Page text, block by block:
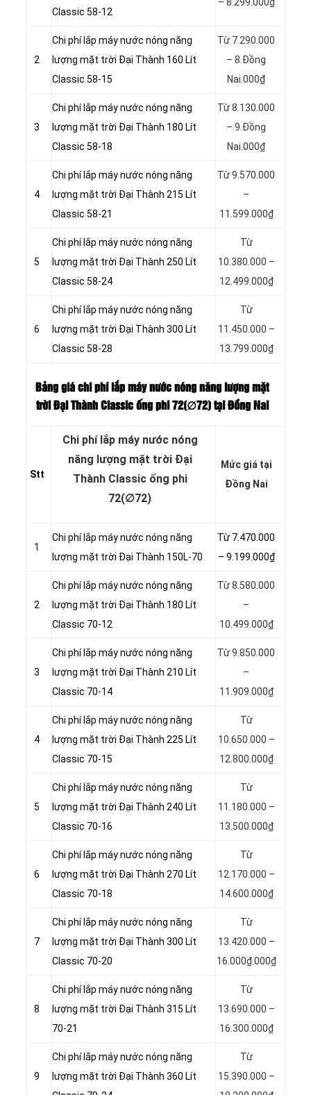
Classic 58-12
– 8.299.000₫
2
Chi phí lắp máy nước nóng năng
lượng mặt trời Đại Thành 160 Lít
Classic 58-15
Từ 7.290.000
– 8.Đồng
Nai.000₫
3
Chi phí lắp máy nước nóng năng
lượng mặt trời Đại Thành 180 Lít
Classic 58-18
Từ 8.130.000
– 9.Đồng
Nai.000₫
4
Chi phí lắp máy nước nóng năng
lượng mặt trời Đại Thành 215 Lít
Classic 58-21
Từ 9.570.000
–
11.599.000₫
5
Chi phí lắp máy nước nóng năng
lượng mặt trời Đại Thành 250 Lít
Classic 58-24
Từ
10.380.000 –
12.499.000₫
6
Chi phí lắp máy nước nóng năng
lượng mặt trời Đại Thành 300 Lít
Classic 58-28
Từ
11.450.000 –
13.799.000₫
Bảng giá chi phí lắp máy nước nóng năng lượng mặt
trời Đại Thành Classic ống phi 72(∅72) tại Đồng Nai
Stt
Chi phí lắp máy nước nóng
năng lượng mặt trời Đại
Thành Classic ống phi
72(∅72)
Mức giá tại
Đồng Nai
1
Chi phí lắp máy nước nóng năng
lượng mặt trời Đại Thành 150L-70
Từ 7.470.000
– 9.199.000₫
2
Chi phí lắp máy nước nóng năng
lượng mặt trời Đại Thành 180 Lít
Classic 70-12
Từ 8.580.000
–
10.499.000₫
3
Chi phí lắp máy nước nóng năng
lượng mặt trời Đại Thành 210 Lít
Classic 70-14
Từ 9.850.000
–
11.909.000₫
4
Chi phí lắp máy nước nóng năng
lượng mặt trời Đại Thành 225 Lít
Classic 70-15
Từ
10.650.000 –
12.800.000₫
5
Chi phí lắp máy nước nóng năng
lượng mặt trời Đại Thành 240 Lít
Classic 70-16
Từ
11.180.000 –
13.500.000₫
6
Chi phí lắp máy nước nóng năng
lượng mặt trời Đại Thành 270 Lít
Classic 70-18
Từ
12.170.000 –
14.600.000₫
7
Chi phí lắp máy nước nóng năng
lượng mặt trời Đại Thành 300 Lít
Classic 70-20
Từ
13.420.000 –
16.000₫.000₫
8
Chi phí lắp máy nước nóng năng
lượng mặt trời Đại Thành 315 Lít
70-21
Từ
13.690.000 –
16.300.000₫
9
Chi phí lắp máy nước nóng năng
lượng mặt trời Đại Thành 360 Lít
Từ
15.390.000 –